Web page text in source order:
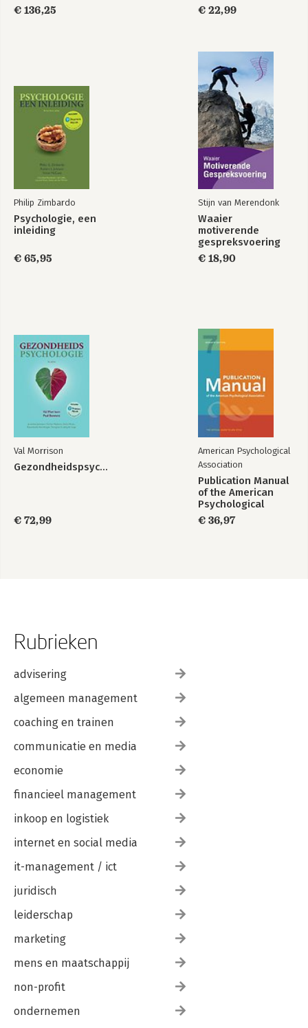
Finding Your
Element
The Element
Bekijk alle boeken
€ 136,25 € 22,99
Philip Zimbardo
Psychologie, een
inleiding
€ 65,95
Stijn van Merendonk
Waaier
motiverende
gespreksvoering
€ 18,90
Val Morrison
Gezondheidspsychologie
€ 72,99
American Psychological
Association
Publication Manual
of the American
Psychological
Association 2020
€ 36,97
Rubrieken
advisering
algemeen management
coaching en trainen
communicatie en media
economie
financieel management
inkoop en logistiek
internet en social media
it-management / ict
juridisch
leiderschap
marketing
mens en maatschappij
non-profit
ondernemen